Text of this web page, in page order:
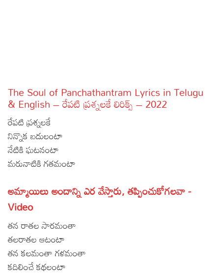
Articles
Facts
Devotional
Christianity
Hindi
Lyrics in Hindi – Movie Songs
Lyrics in Tamil – Devotional Songs
Kannada
Lyrics in Kannada – Movie Songs
The Soul of Panchathantram Lyrics in Telugu
& English – రేపటి ప్రశ్నలకే లిరిక్స్ – 2022
రేపటి ప్రశ్నలకే
నిన్నొక బదులంటా
నేటికి ఘటనంటా
మరునాటికి గతమంటా
అమ్మాయిలు అందాన్ని ఎర వేస్తారు, తప్పించుకోగలవా -
Video
తన రాతల సారమంతా
తలరాతల ఆటంటా
తన కలమంతా గళమంతా
కదిలించే కథలంటా